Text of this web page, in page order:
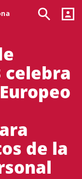
celebra
de la